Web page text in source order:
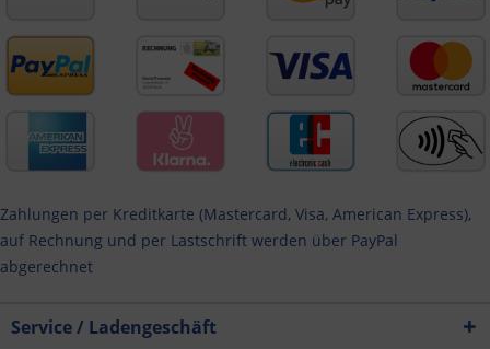
Zahlungen per Kreditkarte (Mastercard, Visa, American Express),
auf Rechnung und per Lastschrift werden über PayPal
abgerechnet
Service / Ladengeschäft